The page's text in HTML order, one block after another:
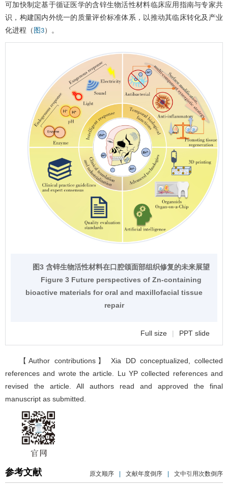
可加快制定基于循证医学的含锌生物活性材料临床应用指南与专家共
识，构建国内外统一的质量评价标准体系，以推动其临床转化及产业
化进程（ 图3）。
图3 含锌生物活性材料在口腔颌面部组织修复的未来展望
Figure 3 Future perspectives of Zn-containing
bioactive materials for oral and maxillofacial tissue
repair
Full size | PPT slide
【Author contributions】 Xia DD conceptualized, collected
references and wrote the article. Lu YP collected references and
revised the article. All authors read and approved the final
manuscript as submitted.
参考文献 原文顺序 文献年度倒序 文中引用次数倒序